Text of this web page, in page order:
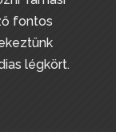
fontos
légkört.